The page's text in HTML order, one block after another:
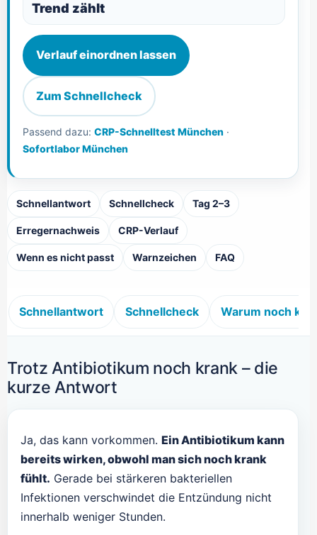
Trend zählt
Verlauf einordnen lassen
Zum Schnellcheck
Passend dazu: CRP-Schnelltest München ·
Sofortlabor München
Schnellantwort Schnellcheck Tag 2–3
Erregernachweis CRP-Verlauf
Wenn es nicht passt Warnzeichen FAQ
Schnellantwort Schnellcheck Warum noch
Trotz Antibiotikum noch krank – die
kurze Antwort
Ja, das kann vorkommen.Ein Antibiotikum kann
bereits wirken, obwohl man sich noch krank
fühlt. Gerade bei stärkeren bakteriellen
Infektionen verschwindet die Entzündung nicht
innerhalb weniger Stunden.